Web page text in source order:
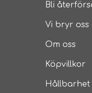
Bli
Vi bryr oss
Om oss
Köpvillkor
Hållbarhet